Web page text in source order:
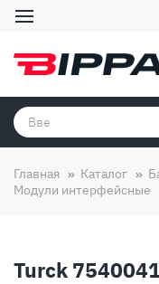
Категории товаров
Способы покупки
Вопросы и ответы
Главная Каталог
Модули интерфейсные
Turck